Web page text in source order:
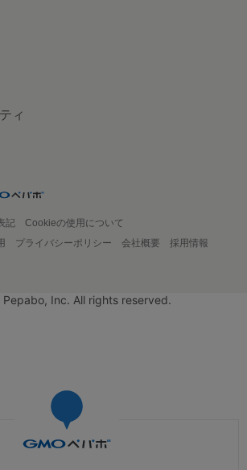
ィ
記
Cookieの使用について
プライバシーポリシー 会社概要
採用情報
Inc. All rights reserved.